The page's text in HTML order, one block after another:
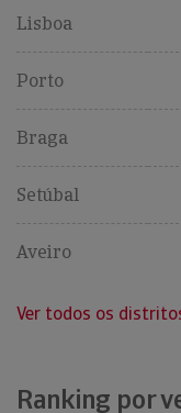
Lisboa
Porto
Braga
Setúbal
Aveiro
Ver todos os
Ranking por